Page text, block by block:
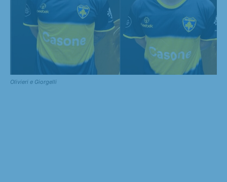
Olivieri e Giorgelli